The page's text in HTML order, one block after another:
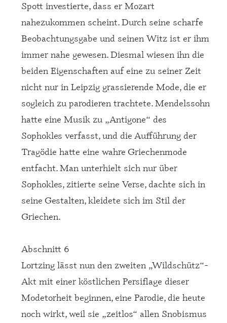
Spott investierte, dass er Mozart
nahezukommen scheint. Durch seine scharfe
Beobachtungsgabe und seinen Witz ist er ihm
immer nahe gewesen. Diesmal wiesen ihn die
beiden Eigenschaften auf eine zu seiner Zeit
nicht nur in Leipzig grassierende Mode, die er
sogleich zu parodieren trachtete. Mendelssohn
hatte eine Musik zu „Antigone“ des
Sophokles verfasst, und die Aufführung der
Tragödie hatte eine wahre Griechenmode
entfacht. Man unterhielt sich nur über
Sophokles, zitierte seine Verse, dachte sich in
seine Gestalten, kleidete sich im Stil der
Griechen.
Abschnitt 6
Lortzing lässt nun den zweiten „Wildschütz“-
Akt mit einer köstlichen Persiflage dieser
Modetorheit beginnen, eine Parodie, die heute
noch wirkt, weil sie „zeitlos“ allen Snobismus